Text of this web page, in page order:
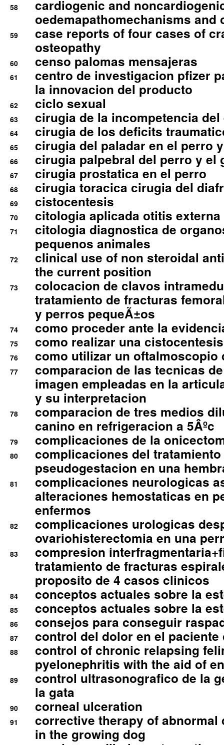
58
cardiogenic and
oedemapathomechanisms and
59
case reports of four cases of
osteopathy
60 censo palomas mensajeras
61
centro de investigacion pfizer
la innovacion del producto
62 ciclo sexual
63 cirugia de la incompetencia
64 cirugia de los deficits
65 cirugia del paladar en el perro
66 cirugia palpebral del perro y el
67 cirugia prostatica en el perro
68 cirugia toracica cirugia del
69 cistocentesis
70 citologia aplicada otitis externa
71
citologia diagnostica de
pequenos animales
72
clinical use of non steroidal
the current position
73
colocacion de clavos
tratamiento de fracturas
y perros pequeÃ±os
74 como proceder ante la
75 como realizar una
76 como utilizar un oftalmoscopio
77
comparacion de las tecnicas
imagen empleadas en la
y su interpretacion
78
comparacion de tres medios
canino en refrigeracion a 5Âºc
79 complicaciones de la
80
complicaciones del
pseudogestacion en una
81
complicaciones neurologicas
alteraciones hemostaticas en
enfermos
82
complicaciones urologicas
ovariohisterectomia en una
83
compresion
tratamiento de fracturas
proposito de 4 casos clinicos
84 conceptos actuales sobre la
85 conceptos actuales sobre la
86 consejos para conseguir
87 control del dolor en el
88
control of chronic relapsing
pyelonephritis with the aid of
89
control ultrasonografico de la
la gata
90 corneal ulceration
91
corrective therapy of abnormal
in the growing dog